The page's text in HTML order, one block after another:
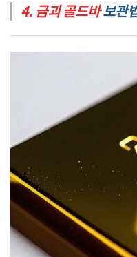
4. 금괴 골드바보관